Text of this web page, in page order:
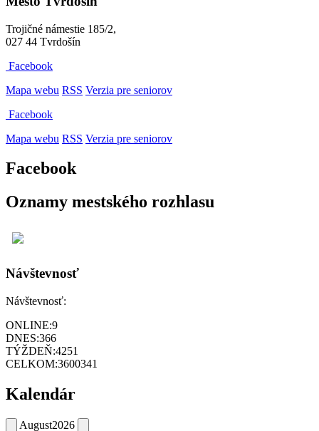
Trojičné námestie 185/2,
027 44 Tvrdošín
Facebook
Mapa webu RSS Verzia pre seniorov
Facebook
Mapa webu RSS Verzia pre seniorov
Facebook
Oznamy mestského rozhlasu
Návštevnosť
Návštevnosť:
ONLINE:9
DNES:366
TÝŽDEŇ:4251
CELKOM:3600341
Kalendár
August2026